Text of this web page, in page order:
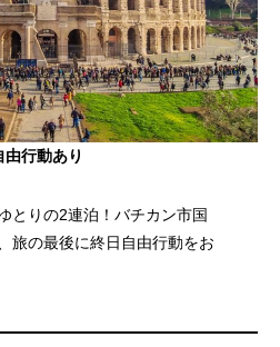
行動あり
とりの2連泊！バチカン市国
旅の最後に終日自由行動をお